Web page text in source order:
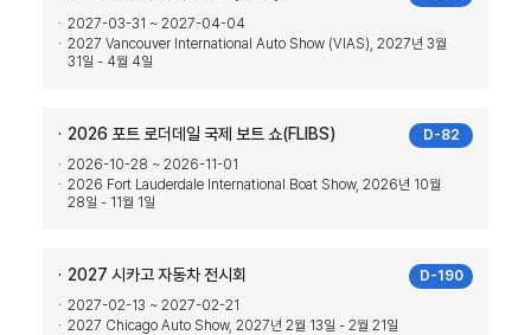
2027-03-31 ~ 2027-04-04
2027 Vancouver International Auto Show (VIAS), 2027년 3월
31일 - 4월 4일
D-82
2026 포트 로더데일 국제 보트 쇼(FLIBS)
2026-10-28 ~ 2026-11-01
2026 Fort Lauderdale International Boat Show, 2026년 10월
28일 - 11월 1일
D-190
2027 시카고 자동차 전시회
2027-02-13 ~ 2027-02-21
2027 Chicago Auto Show, 2027년 2월 13일 - 2월 21일